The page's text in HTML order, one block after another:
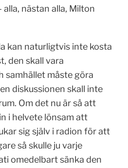
nästan alla, Milton
kan naturligtvis inte kosta
den skall vara
samhället måste göra
diskussionen skall inte
Om det nu är så att
i helvete lönsam att
sig själv i radion för att
så skulle ju varje
omedelbart sänka den